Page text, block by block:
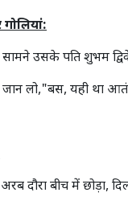
उसके पति शुभम
लो,"बस, यही था
दौरा बीच में छोड़ा,